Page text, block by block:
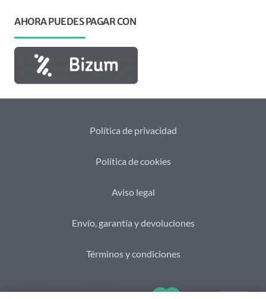
AHORA PUEDES PAGAR CON
Política de privacidad
Política de cookies
Aviso legal
Envío, garantía y devoluciones
Términos y condiciones